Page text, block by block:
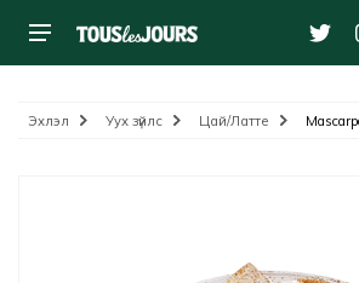
Эхлэл Уух зүйлс Цай/Латте